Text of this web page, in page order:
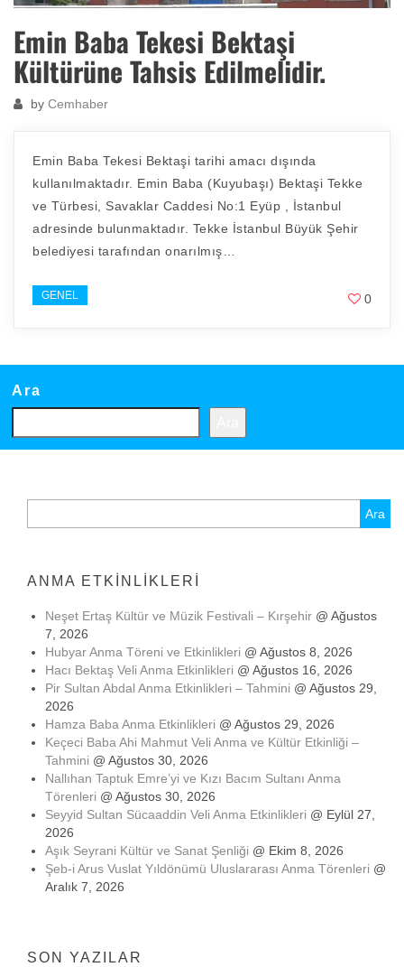
Emin Baba Tekesi Bektaşi
Kültürüne Tahsis Edilmelidir.
by Cemhaber
Emin Baba Tekesi Bektaşi tarihi amacı dışında
kullanılmaktadır. Emin Baba (Kuyubaşı) Bektaşi Tekke
ve Türbesi, Savaklar Caddesi No:1 Eyüp , İstanbul
adresinde bulunmaktadır. Tekke İstanbul Büyük Şehir
belediyesi tarafından onarılmış…
GENEL 0
Ara
ANMA ETKINLIKLERI
Neşet Ertaş Kültür ve Müzik Festivali – Kırşehir @ Ağustos
7, 2026
Hubyar Anma Töreni ve Etkinlikleri @ Ağustos 8, 2026
Hacı Bektaş Veli Anma Etkinlikleri @ Ağustos 16, 2026
Pir Sultan Abdal Anma Etkinlikleri – Tahmini @ Ağustos 29,
2026
Hamza Baba Anma Etkinlikleri @ Ağustos 29, 2026
Keçeci Baba Ahi Mahmut Veli Anma ve Kültür Etkinliği –
Tahmini @ Ağustos 30, 2026
Nallıhan Taptuk Emre’yi ve Kızı Bacım Sultanı Anma
Törenleri @ Ağustos 30, 2026
Seyyid Sultan Sücaaddin Veli Anma Etkinlikleri @ Eylül 27,
2026
Aşık Seyrani Kültür ve Sanat Şenliği @ Ekim 8, 2026
Şeb-i Arus Vuslat Yıldönümü Uluslararası Anma Törenleri @
Aralık 7, 2026
SON YAZILAR